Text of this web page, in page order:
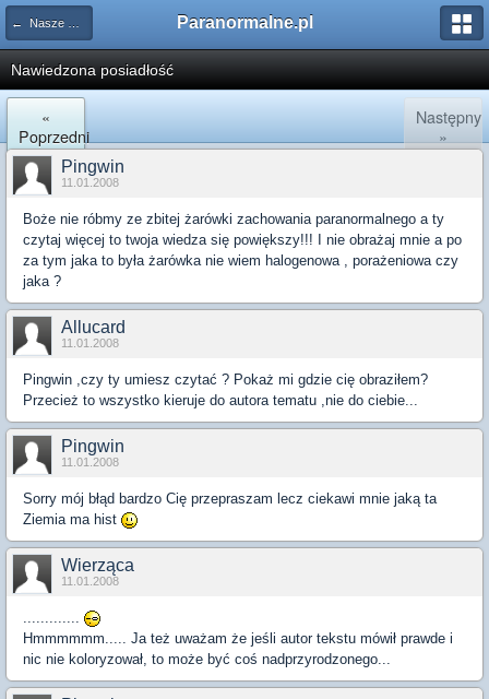
← Nasze Historie Paranormalne.pl
Nawiedzona posiadłość
«
Poprzedni
Następny
»
Pingwin
11.01.2008
Boże nie róbmy ze zbitej żarówki zachowania paranormalnego a ty
czytaj więcej to twoja wiedza się powiększy!!! I nie obrażaj mnie a po
za tym jaka to była żarówka nie wiem halogenowa , porażeniowa czy
jaka ?
Allucard
11.01.2008
Pingwin ,czy ty umiesz czytać ? Pokaż mi gdzie cię obraziłem?
Przecież to wszystko kieruje do autora tematu ,nie do ciebie...
Pingwin
11.01.2008
Sorry mój błąd bardzo Cię przepraszam lecz ciekawi mnie jaką ta
Ziemia ma hist
Wierząca
11.01.2008
.............
Hmmmmmm..... Ja też uważam że jeśli autor tekstu mówił prawde i
nic nie koloryzował, to może być coś nadprzyrodzonego...